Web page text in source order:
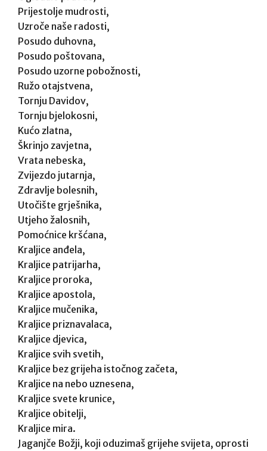
Prijestolje mudrosti,
Uzroče naše radosti,
Posudo duhovna,
Posudo poštovana,
Posudo uzorne pobožnosti,
Ružo otajstvena,
Tornju Davidov,
Tornju bjelokosni,
Kućo zlatna,
Škrinjo zavjetna,
Vrata nebeska,
Zvijezdo jutarnja,
Zdravlje bolesnih,
Utočište grješnika,
Utjeho žalosnih,
Pomoćnice kršćana,
Kraljice anđela,
Kraljice patrijarha,
Kraljice proroka,
Kraljice apostola,
Kraljice mučenika,
Kraljice priznavalaca,
Kraljice djevica,
Kraljice svih svetih,
Kraljice bez grijeha istočnog začeta,
Kraljice na nebo uznesena,
Kraljice svete krunice,
Kraljice obitelji,
Kraljice mira.
Jaganjče Božji, koji oduzimaš grijehe svijeta, oprosti